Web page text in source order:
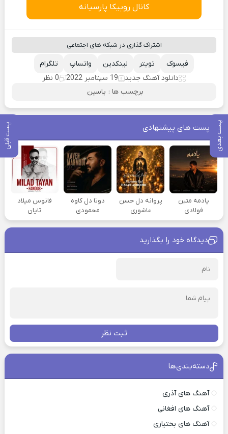
پست بعدی پست قبلی
کانال روبیکا پارسیانه
اشتراک گذاری در شبکه های اجتماعی
تلگرام واتساپ لینکدین تویتر
فیسوک
دانلود آهنگ جدید
19 سپتامبر 2022
0 نظر
برچسب ها : یاسین
پست های پیشنهادی
یادمه متین
فولادی
پروانه دل حسن
عاشوری
دوتا دل کاوه
محمودی
فانوس میلاد
تایان
دیدگاه خود را بگذارید
ثبت نظر
دسته‌بندی‌ها
آهنگ های آذری
آهنگ های افغانی
آهنگ های بختیاری